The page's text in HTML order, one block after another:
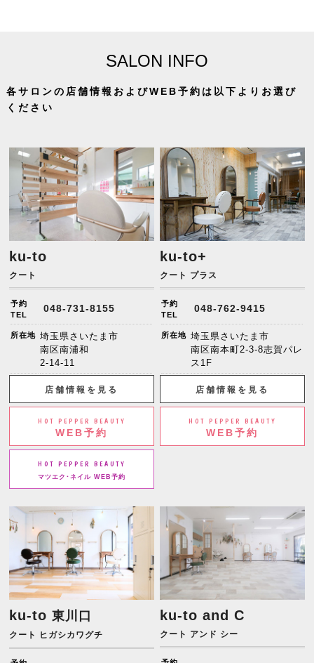
SALON INFO
各サロンの店舗情報およびWEB予約は以下よりお選び
ください
ku-to
クート
予約
TEL
048-731-8155
所在地 埼玉県さいたま市
南区南浦和
2-14-11
店舗情報を見る
HOT PEPPER BEAUTY
WEB予約
HOT PEPPER BEAUTY
マツエク･ネイル WEB予約
ku-to+
クート プラス
予約
TEL
048-762-9415
所在地 埼玉県さいたま市
南区南本町2-3-8志賀パレ
ス1F
店舗情報を見る
HOT PEPPER BEAUTY
WEB予約
ku-to東川口
クート ヒガシカワグチ
ku-to and C
クート アンド シー